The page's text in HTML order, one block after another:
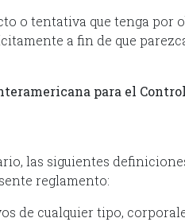
o tentativa que tenga por
a fin de que
para el
las siguientes
texto del
de cualquier tipo,